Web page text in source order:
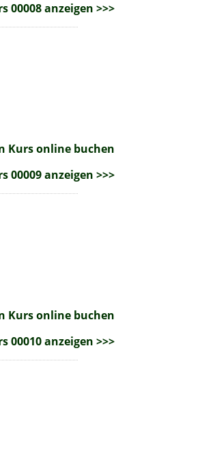
anzeigen >>>
Kurs online buchen
anzeigen >>>
Kurs online buchen
anzeigen >>>